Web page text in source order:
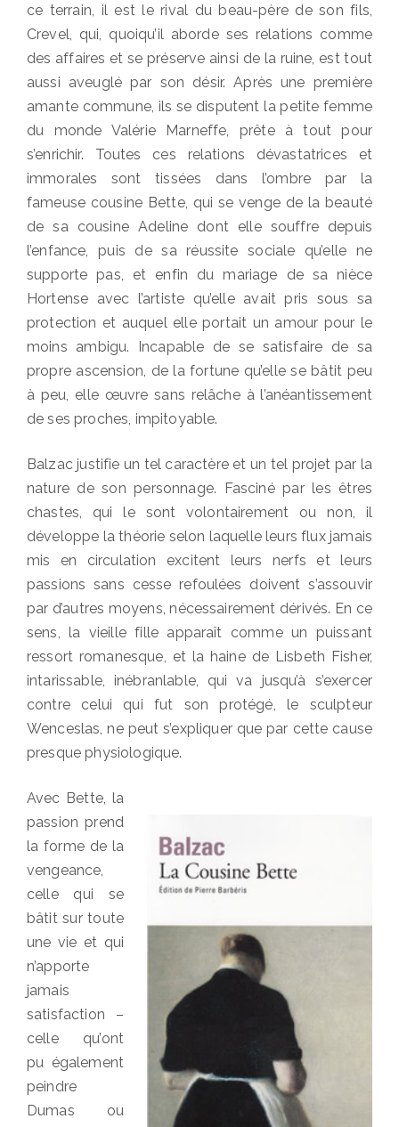
ce terrain, il est le rival du beau-père de son fils,
Crevel, qui, quoiqu’il aborde ses relations comme
des affaires et se préserve ainsi de la ruine, est tout
aussi aveuglé par son désir. Après une première
amante commune, ils se disputent la petite femme
du monde Valérie Marneffe, prête à tout pour
s’enrichir. Toutes ces relations dévastatrices et
immorales sont tissées dans l’ombre par la
fameuse cousine Bette, qui se venge de la beauté
de sa cousine Adeline dont elle souffre depuis
l’enfance, puis de sa réussite sociale qu’elle ne
supporte pas, et enfin du mariage de sa nièce
Hortense avec l’artiste qu’elle avait pris sous sa
protection et auquel elle portait un amour pour le
moins ambigu. Incapable de se satisfaire de sa
propre ascension, de la fortune qu’elle se bâtit peu
à peu, elle œuvre sans relâche à l’anéantissement
de ses proches, impitoyable.
Balzac justifie un tel caractère et un tel projet par la
nature de son personnage. Fasciné par les êtres
chastes, qui le sont volontairement ou non, il
développe la théorie selon laquelle leurs flux jamais
mis en circulation excitent leurs nerfs et leurs
passions sans cesse refoulées doivent s’assouvir
par d’autres moyens, nécessairement dérivés. En ce
sens, la vieille fille apparaît comme un puissant
ressort romanesque, et la haine de Lisbeth Fisher,
intarissable, inébranlable, qui va jusqu’à s’exercer
contre celui qui fut son protégé, le sculpteur
Wenceslas, ne peut s’expliquer que par cette cause
presque physiologique.
Avec Bette, la
passion prend
la forme de la
vengeance,
celle qui se
bâtit sur toute
une vie et qui
n’apporte
jamais
satisfaction –
celle qu’ont
pu également
peindre
Dumas ou